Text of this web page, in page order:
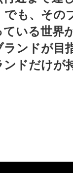
でも、その
いる世界
ンドが目
ドだけが